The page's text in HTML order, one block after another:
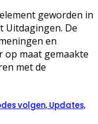
geworden in
Uitdagingen. De
en
op maat gemaakte
met de
volgen, Updates,